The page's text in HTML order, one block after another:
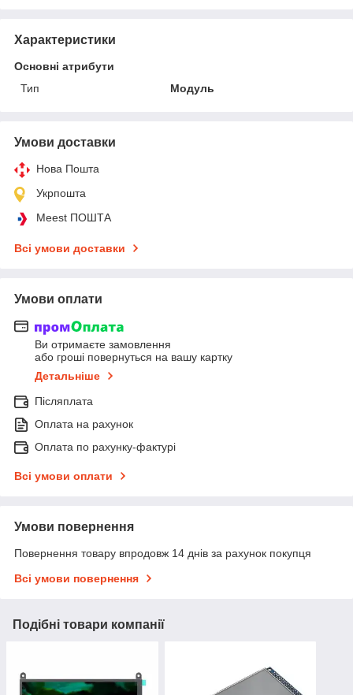
Характеристики
Основні атрибути
Тип
Модуль
Умови доставки
Нова Пошта
Укрпошта
Meest ПОШТА
Всі умови доставки
Умови оплати
Ви отримаєте замовлення
або гроші повернуться на вашу картку
Детальніше
Післяплата
Оплата на рахунок
Оплата по рахунку-фактурі
Всі умови оплати
Умови повернення
Повернення товару впродовж 14 днів за рахунок покупця
Всі умови повернення
Подібні товари компанії